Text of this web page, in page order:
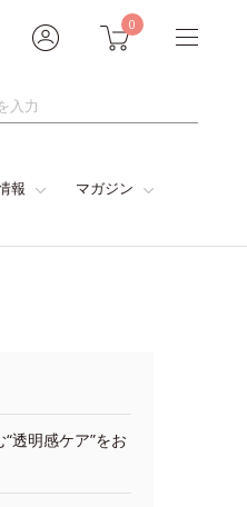
0
報 マガジン
透明感ケア”をお